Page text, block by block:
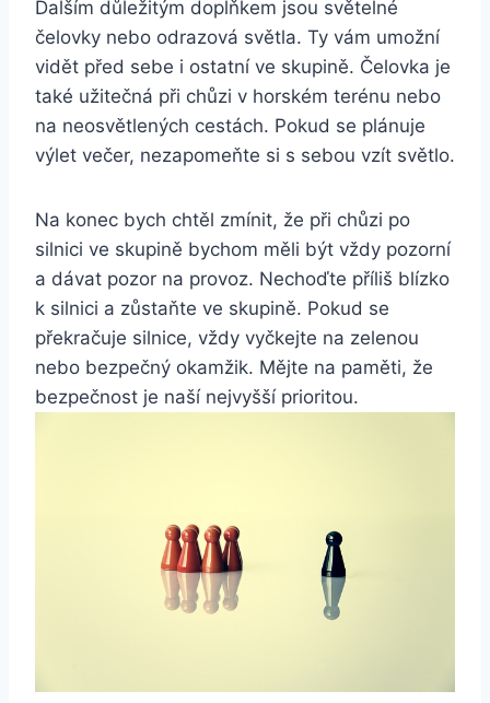
Dalším důležitým doplňkem jsou světelné
čelovky nebo odrazová světla. Ty vám umožní
vidět před sebe i ostatní ve skupině. Čelovka je
také užitečná při chůzi v horském terénu nebo
na neosvětlených cestách. Pokud se plánuje
výlet večer, nezapomeňte si s sebou vzít světlo.
Na konec bych chtěl zmínit, že při chůzi po
silnici ve skupině bychom měli být vždy pozorní
a dávat pozor na provoz. Nechoďte příliš blízko
k silnici a zůstaňte ve skupině. Pokud se
překračuje silnice, vždy vyčkejte na zelenou
nebo bezpečný okamžik. Mějte na paměti, že
bezpečnost je naší nejvyšší prioritou.